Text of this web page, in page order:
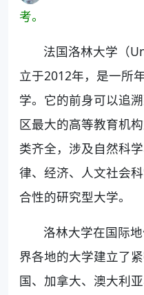
考。
法国洛林大学（
立于2012年，是一所
学。它的前身可以追
区最大的高等教育机
类齐全，涉及自然科
律、经济、人文社会
合性的研究型大学。
洛林大学在国际
界各地的大学建立了
国、加拿大、澳大利